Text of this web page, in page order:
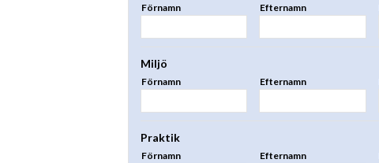
Förnamn Efternamn
Miljö
Förnamn Efternamn
Praktik
Förnamn Efternamn